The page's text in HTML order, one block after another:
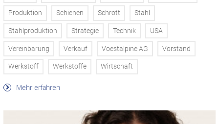
Produktion Schienen Schrott Stahl
Stahlproduktion Strategie Technik USA
Vereinbarung Verkauf Voestalpine AG Vorstand
Werkstoff Werkstoffe Wirtschaft
Mehr erfahren